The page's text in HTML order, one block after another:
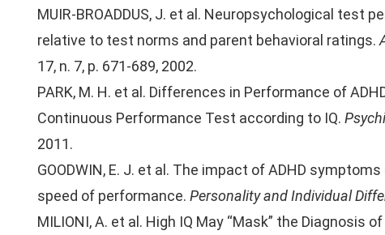
MUIR-BROADDUS, J. et al. Neuropsychological test
relative to test norms and parent behavioral ratings.
17, n. 7, p. 671-689, 2002.
PARK, M. H. et al. Differences in Performance of
Continuous Performance Test according to IQ.
2011.
GOODWIN, E. J. et al. The impact of ADHD
speed of performance. Personality and Individual
MILIONI, A. et al. High IQ May “Mask” the Diagnosis